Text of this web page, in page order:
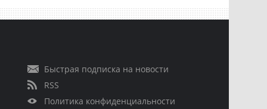
Быстрая подписка на новости
RSS
Политика конфиденциальности